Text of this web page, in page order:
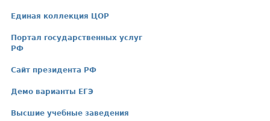
Единая коллекция ЦОР
Портал государственных услуг
РФ
Сайт президента РФ
Демо варианты ЕГЭ
Высшие учебные заведения